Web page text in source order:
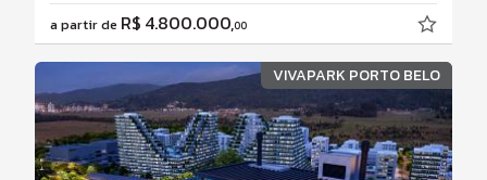
a partir de R$ 4.800.000,00
VIVAPARK PORTO BELO